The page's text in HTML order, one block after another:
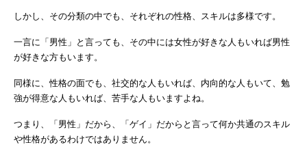
しかし、その分類の中でも、それぞれの性格、スキルは多様です。
一言に「男性」と言っても、その中には女性が好きな人もいれば男性
が好きな方もいます。
同様に、性格の面でも、社交的な人もいれば、内向的な人もいて、勉
強が得意な人もいれば、苦手な人もいますよね。
つまり、「男性」だから、「ゲイ」だからと言って何か共通のスキル
や性格があるわけではありません。